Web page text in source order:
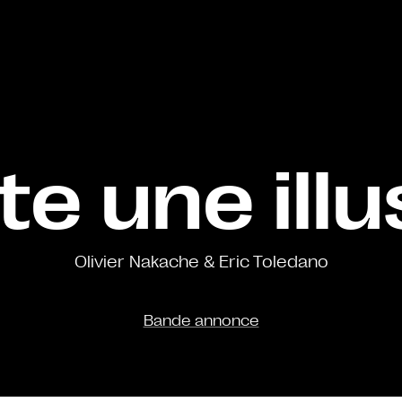
une
Olivier Nakache & Eric Toledano
Bande annonce